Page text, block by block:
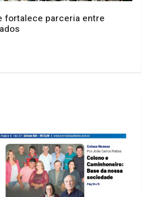
fortalece parceria entre